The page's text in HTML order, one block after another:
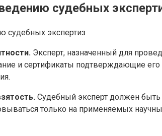
судебных
Эксперт, назначенный для
и сертификаты подтверждающие
Судебный эксперт должен
только на применяемых